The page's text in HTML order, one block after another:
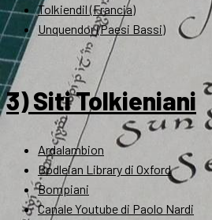
Tolkiendil (Francia)
Unquendor (Paesi Bassi)
3) Siti Tolkieniani
Ardalambion
Bodleian Library di Oxford
Bompiani
Canale Youtube di Paolo Nardi